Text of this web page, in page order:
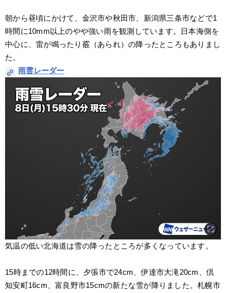
朝から昼頃にかけて、金沢市や秋田市、新潟県三条市などで1
時間に10mm以上のやや強い雨を観測しています。日本海側を
中心に、雷が鳴ったり霰（あられ）の降ったところもありまし
た。
雨雲レーダー
気温の低い北海道は雪の降ったところが多くなっています。
15時までの12時間に、夕張市で24cm、伊達市大滝20cm、倶
知安町16cm、富良野市15cmの新たな雪が降りました。札幌市